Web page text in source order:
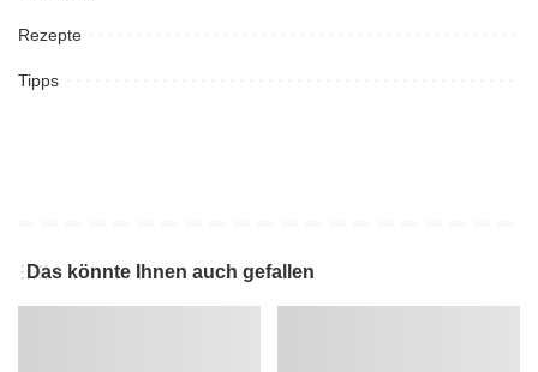
Rezepte
Tipps
Das könnte Ihnen auch gefallen